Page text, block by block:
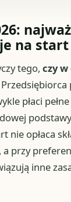
na start
tego,czy
płaci
nie opłaca
a przy
inne